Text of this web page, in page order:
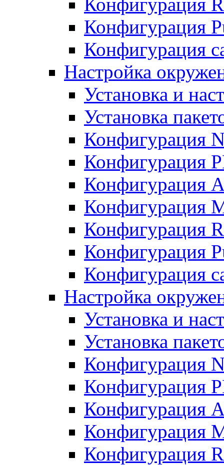
Конфигурация
Конфигурация
Настройка
Установка и
Установка
Конфигурация
Конфигурация
Конфигурация
Конфигурация
Конфигурация
Конфигурация
Конфигурация
Настройка
Установка и
Установка
Конфигурация
Конфигурация
Конфигурация
Конфигурация
Конфигурация